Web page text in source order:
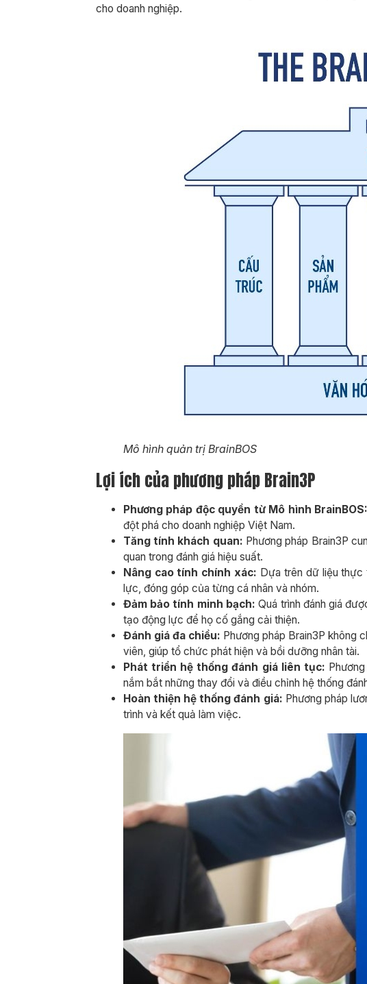
cho doanh nghiệp.
Mô hình quản trị BrainBOS
Lợi ích của phương pháp Brain3P
Phương pháp độc quyền từ Mô hình BrainBOS:
đột phá cho doanh nghiệp Việt Nam.
Tăng tính khách quan: Phương pháp Brain3P
quan trong đánh giá hiệu suất.
Nâng cao tính chính xác: Dựa trên dữ liệu
lực, đóng góp của từng cá nhân và nhóm.
Đảm bảo tính minh bạch: Quá trình đánh giá
tạo động lực để họ cố gắng cải thiện.
Đánh giá đa chiều: Phương pháp Brain3P không
viên, giúp tổ chức phát hiện và bồi dưỡng nhân tài.
Phát triển hệ thống đánh giá liên tục:
nắm bắt những thay đổi và điều chỉnh hệ thống
Hoàn thiện hệ thống đánh giá: Phương pháp
trình và kết quả làm việc.